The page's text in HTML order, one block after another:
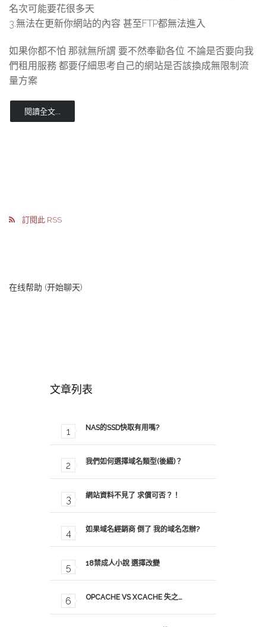
名次可能要花很多天
3.無法在更新你網站的內容 甚至FTP都無法進入
如果你都不怕 那就無所謂 要不然奉勸各位 不論是否要向我
們租用服務 都要仔細思考自己的網站是否該換成無限制流
量方案
閱讀全文...
訂閱此 RSS
在线帮助 (开始聊天)
文章列表
NAS的SSD快取有用嗎?
我們如何選擇域名類型(後綴)？
網站資料不見了 求償可否？！
如果域名經銷商 倒了 我的域名怎辦?
18禁成人小說 選擇改變
OPCACHE VS XCACHE 失之…